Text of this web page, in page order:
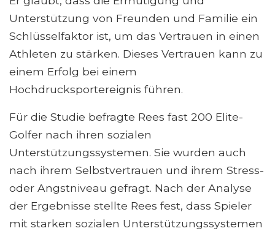
Unterstützung von Freunden und Familie ein
Schlüsselfaktor ist, um das Vertrauen in einen
Athleten zu stärken. Dieses Vertrauen kann zu
einem Erfolg bei einem
Hochdrucksportereignis führen.
Für die Studie befragte Rees fast 200 Elite-
Golfer nach ihren sozialen
Unterstützungssystemen. Sie wurden auch
nach ihrem Selbstvertrauen und ihrem Stress-
oder Angstniveau gefragt. Nach der Analyse
der Ergebnisse stellte Rees fest, dass Spieler
mit starken sozialen Unterstützungssystemen